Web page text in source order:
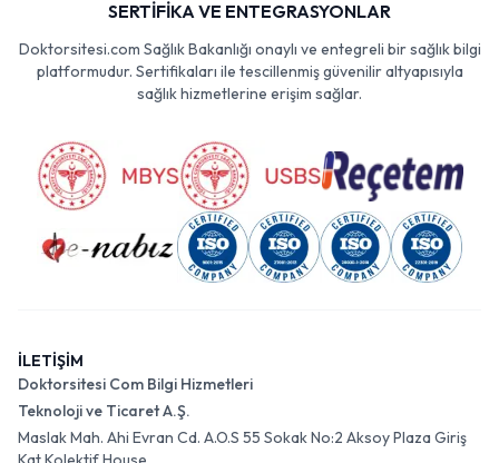
SERTİFİKA VE ENTEGRASYONLAR
Doktorsitesi.com Sağlık Bakanlığı onaylı ve entegreli bir sağlık bilgi
platformudur. Sertifikaları ile tescillenmiş güvenilir altyapısıyla
sağlık hizmetlerine erişim sağlar.
İLETİŞİM
Doktorsitesi Com Bilgi Hizmetleri
Teknoloji ve Ticaret A.Ş.
Maslak Mah. Ahi Evran Cd. A.O.S 55 Sokak No:2 Aksoy Plaza Giriş